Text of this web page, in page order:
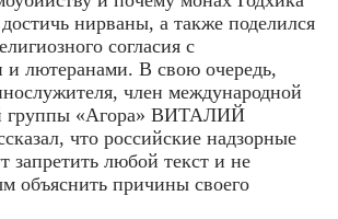
нирваны, а также поделился
согласия с
и лютеранами. В свою очередь,
член международной
группы «Агора» ВИТАЛИЙ
что российские надзорные
запретить любой текст и не
объяснить причины своего